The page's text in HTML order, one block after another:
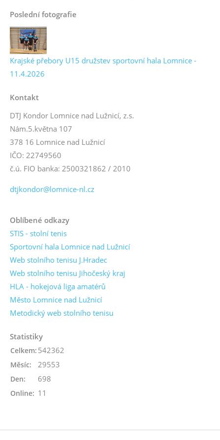
Poslední fotografie
Krajské přebory U15 družstev sportovní hala Lomnice -
11.4.2026
Kontakt
DTJ Kondor Lomnice nad Lužnicí, z.s.
Nám.5.května 107
378 16 Lomnice nad Lužnicí
IČO: 22749560
č.ú. FIO banka: 2500321862 / 2010
dtjkondor@lomnice-nl.cz
Oblíbené odkazy
STIS - stolní tenis
Sportovní hala Lomnice nad Lužnicí
Web stolního tenisu J.Hradec
Web stolního tenisu Jihočeský kraj
HLA - hokejová liga amatérů
Město Lomnice nad Lužnicí
Metodický web stolního tenisu
Statistiky
Online: 11
Celkem: 542362
Měsíc: 29553
Den: 698